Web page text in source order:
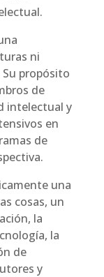
ni
propósito
de
intelectual y
en
de
una
cosas, un
la
la
de
y